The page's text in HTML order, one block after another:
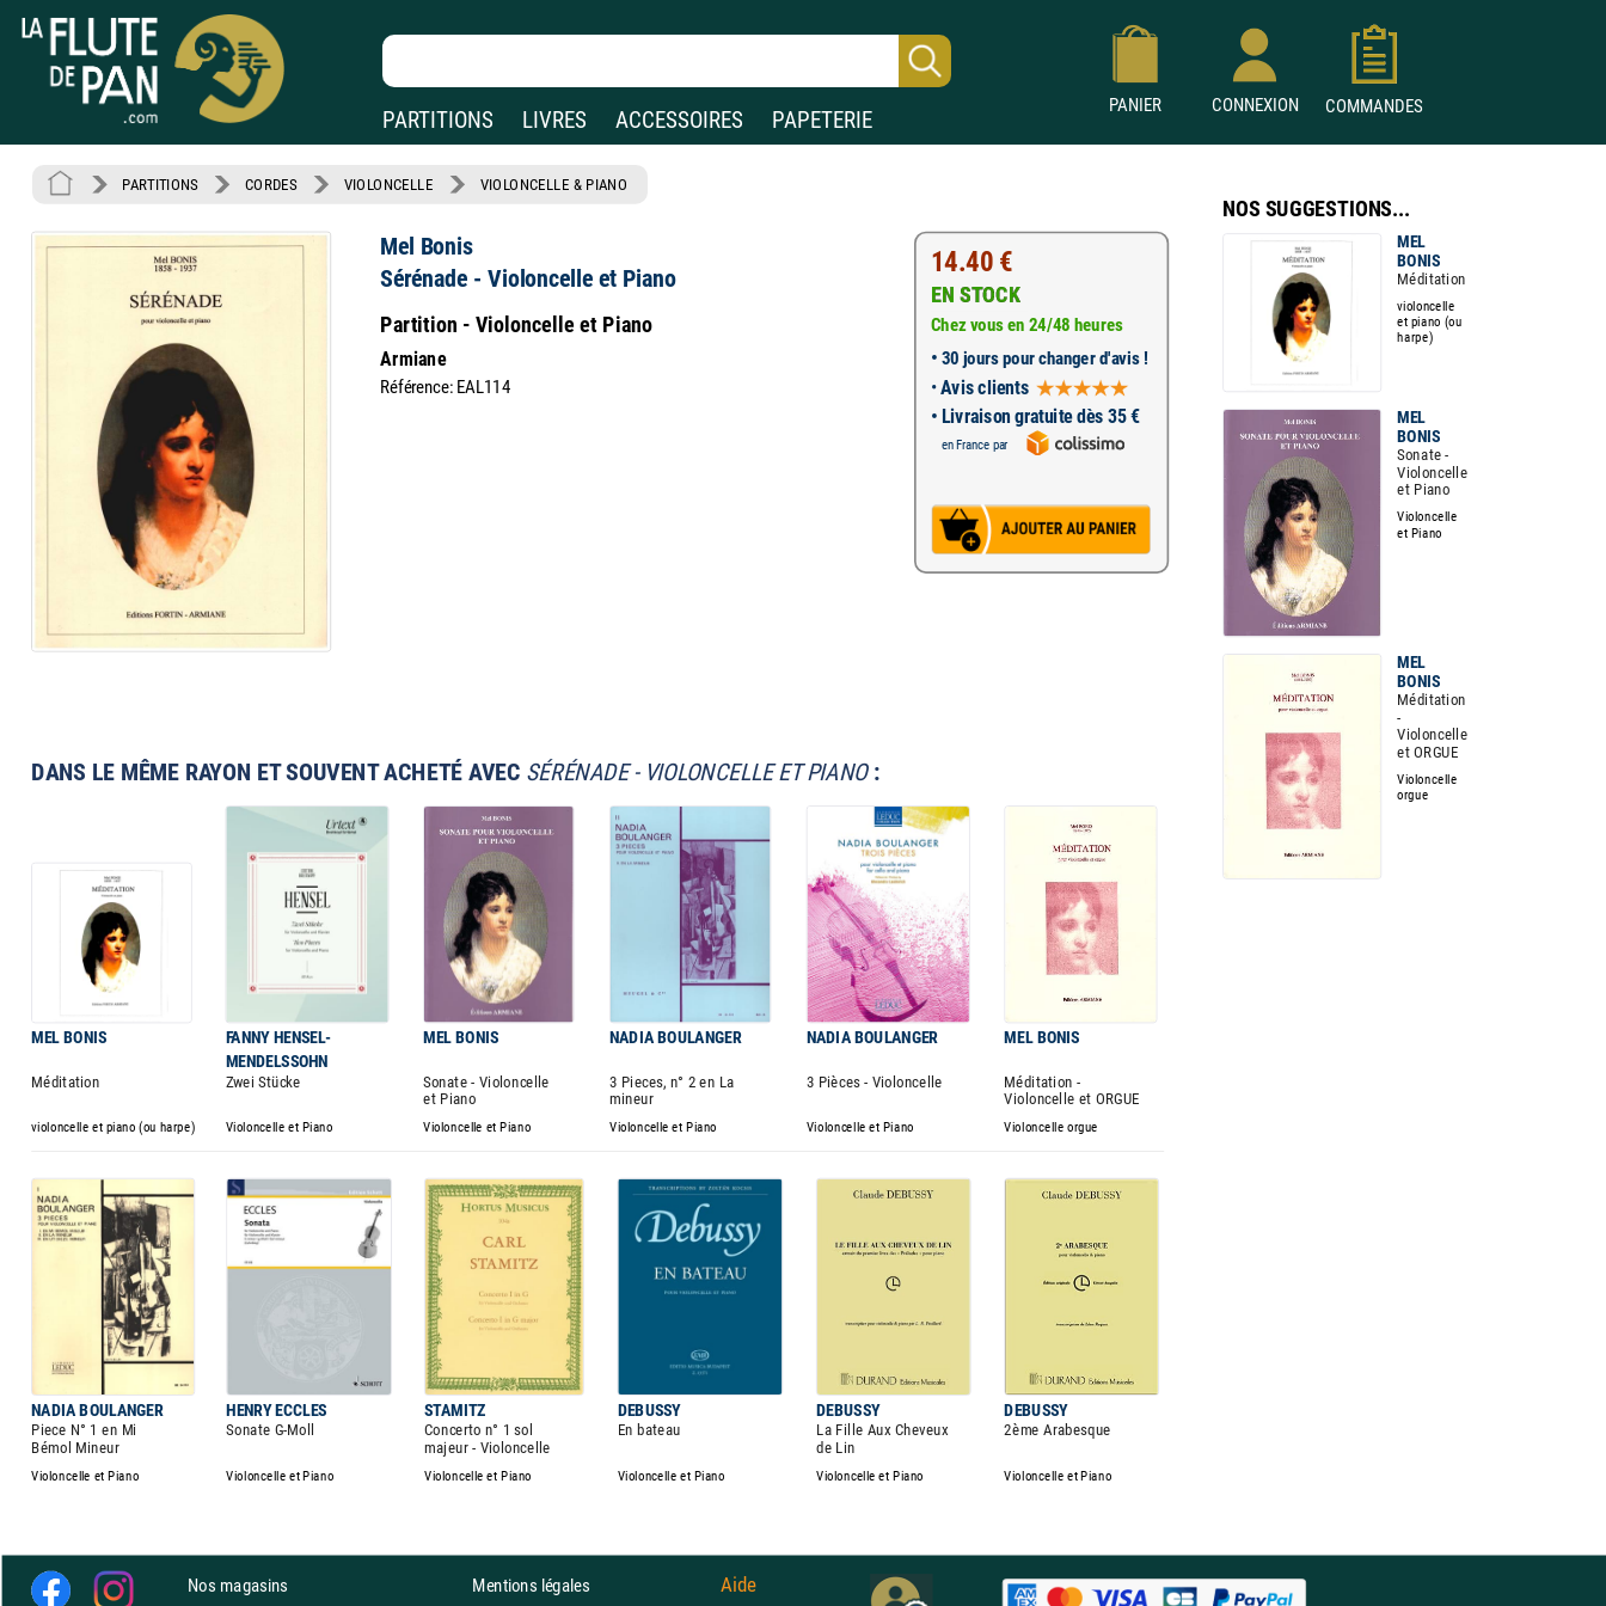
PARTITIONS LIVRES ACCESSOIRES PAPETERIE
PANIER CONNEXION COMMANDES
PARTITIONS CORDES VIOLONCELLE VIOLONCELLE & PIANO
Mel Bonis
Sérénade - Violoncelle et Piano
Partition - Violoncelle et Piano
Armiane
Référence: EAL114
14.40 €
EN STOCK
Chez vous en 24/48 heures
• 30 jours pour changer d'avis !
•Avis clients
• Livraison gratuite dès 35 €
en France par
DANS LE MÊME RAYON ET SOUVENT ACHETÉ AVEC SÉRÉNADE - VIOLONCELLE ET PIANO:
MEL BONIS
FANNY HENSEL-
MENDELSSOHN
MEL BONIS NADIA BOULANGER NADIA BOULANGER MEL BONIS
Méditation Zwei Stücke Sonate - Violoncelle
et Piano
3 Pieces, n° 2 en La
mineur
3 Pièces - Violoncelle Méditation -
Violoncelle et ORGUE
violoncelle et piano (ou harpe) Violoncelle et Piano Violoncelle et Piano Violoncelle et Piano Violoncelle et Piano Violoncelle orgue
NADIA BOULANGER HENRY ECCLES STAMITZ DEBUSSY DEBUSSY DEBUSSY
Piece N° 1 en Mi
Bémol Mineur
Sonate G-Moll Concerto n° 1 sol
majeur - Violoncelle
En bateau La Fille Aux Cheveux
de Lin
2ème Arabesque
Violoncelle et Piano Violoncelle et Piano Violoncelle et Piano Violoncelle et Piano Violoncelle et Piano Violoncelle et Piano
NOS SUGGESTIONS...
MEL
BONIS
Méditation
violoncelle
et piano (ou
harpe)
MEL
BONIS
Sonate -
Violoncelle
et Piano
Violoncelle
et Piano
MEL
BONIS
Méditation
-
Violoncelle
et ORGUE
Violoncelle
orgue
Nos magasins Mentions légales Aide